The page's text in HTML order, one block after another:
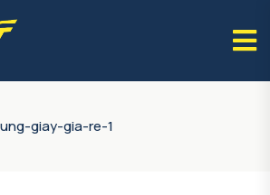
giay-gia-re-1